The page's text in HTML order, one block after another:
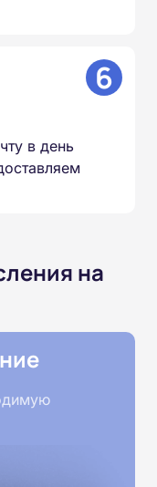
6
в день
на